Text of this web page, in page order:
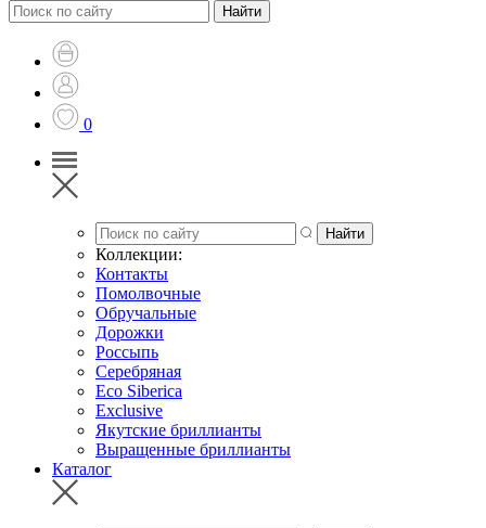
0
Коллекции:
Контакты
Помолвочные
Обручальные
Дорожки
Россыпь
Серебряная
Eco Siberica
Exclusive
Якутские бриллианты
Выращенные бриллианты
Каталог